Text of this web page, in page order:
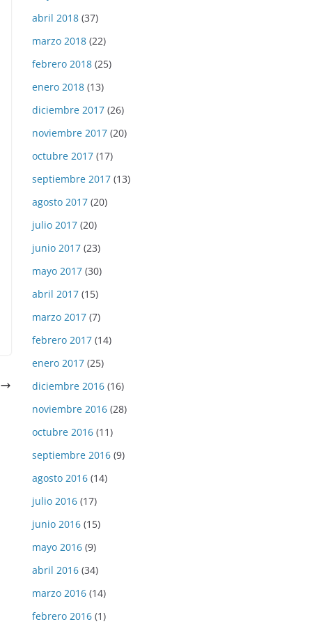
abril 2018 (37)
marzo 2018 (22)
febrero 2018 (25)
enero 2018 (13)
diciembre 2017 (26)
noviembre 2017 (20)
octubre 2017 (17)
septiembre 2017 (13)
agosto 2017 (20)
julio 2017 (20)
junio 2017 (23)
mayo 2017 (30)
abril 2017 (15)
marzo 2017 (7)
febrero 2017 (14)
enero 2017 (25)
diciembre 2016 (16)
noviembre 2016 (28)
octubre 2016 (11)
septiembre 2016 (9)
agosto 2016 (14)
julio 2016 (17)
junio 2016 (15)
mayo 2016 (9)
abril 2016 (34)
marzo 2016 (14)
febrero 2016 (1)